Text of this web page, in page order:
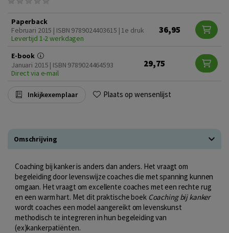
Paperback
Februari 2015 | ISBN 9789024403615 | 1e druk
Levertijd 1-2 werkdagen
36,95
E-book
Januari 2015 | ISBN 9789024464593
Direct via e-mail
29,75
Inkijkexemplaar Plaats op wensenlijst
Omschrijving
Coaching bij kanker is anders dan anders. Het vraagt om
begeleiding door levenswijze coaches die met spanning kunnen
omgaan. Het vraagt om excellente coaches met een rechte rug
en een warm hart. Met dit praktische boek Coaching bij kanker
wordt coaches een model aangereikt om levenskunst
methodisch te integreren in hun begeleiding van
(ex)kankerpatiënten.